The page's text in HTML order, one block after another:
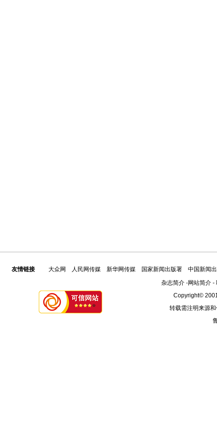
友情链接 大众网 人民网传媒 新华网传媒 国家新闻出版署
中国新闻
杂志简介-网站简介-
Copyright©
转载需注明来源